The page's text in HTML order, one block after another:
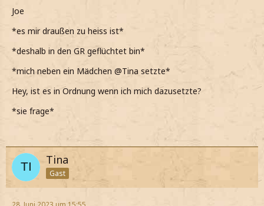
Joe
*es mir draußen zu heiss ist*
*deshalb in den GR geflüchtet bin*
*mich neben ein Mädchen @Tina setzte*
Hey, ist es in Ordnung wenn ich mich dazusetzte?
*sie frage*
Tina
Gast